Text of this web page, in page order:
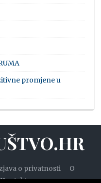
promjene u
o privatnosti
O
Kontakt